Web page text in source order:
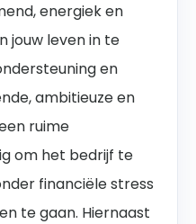
energiek en
jouw leven in te
en
ambitieuze en
ruime
om het bedrijf te
financiële stress
te gaan. Hiernaast